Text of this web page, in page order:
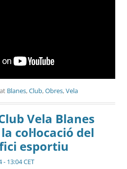
Blanes,Club,Obres,Vela
Vela Blanes
col·locació del
esportiu
13:04 CET